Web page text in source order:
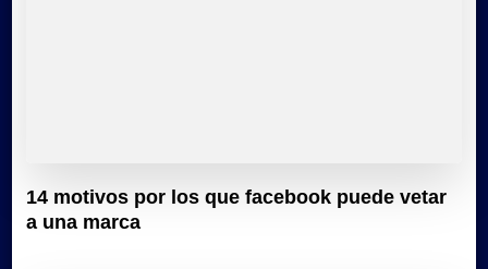
14 motivos por los que facebook puede vetar
a una marca